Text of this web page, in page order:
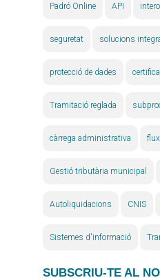
Padró Online API
seguretat solucions
protecció de dades
Tramitació reglada
càrrega administrativa
Gestió tributària municipal
Autoliquidacions CNIS
Sistemes d'informació
SUBSCRIU-TE AL